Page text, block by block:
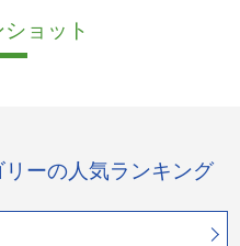
ョット
リーの人気ランキング